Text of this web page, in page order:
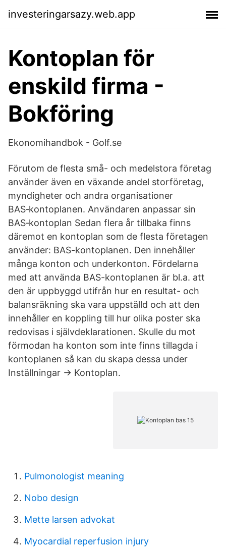
investeringarsazy.web.app
Kontoplan för
enskild firma -
Bokföring
Ekonomihandbok - Golf.se
Förutom de flesta små- och medelstora företag
använder även en växande andel storföretag,
myndigheter och andra organisationer
BAS‑kontoplanen. Användaren anpassar sin
BAS‑kontoplan Sedan flera år tillbaka finns
däremot en kontoplan som de flesta företagen
använder: BAS-kontoplanen. Den innehåller
många konton och underkonton. Fördelarna
med att använda BAS-kontoplanen är bl.a. att
den är uppbyggd utifrån hur en resultat- och
balansräkning ska vara uppställd och att den
innehåller en koppling till hur olika poster ska
redovisas i självdeklarationen. Skulle du mot
förmodan ha konton som inte finns tillagda i
kontoplanen så kan du skapa dessa under
Inställningar → Kontoplan.
Pulmonologist meaning
Nobo design
Mette larsen advokat
Myocardial reperfusion injury